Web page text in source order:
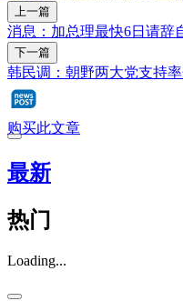
上一篇
消息：加总理最快6日请辞
下一篇
韩民调：朝野两大党支持
购买此文章
最新
热门
Loading...